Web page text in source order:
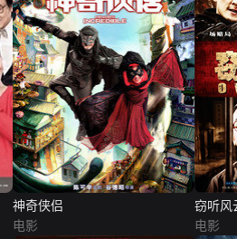
神奇侠侣
电影
窃听风
电影